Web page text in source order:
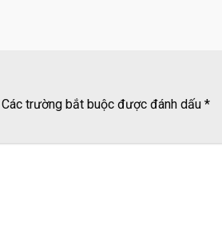
Các trường bắt buộc được đánh dấu *